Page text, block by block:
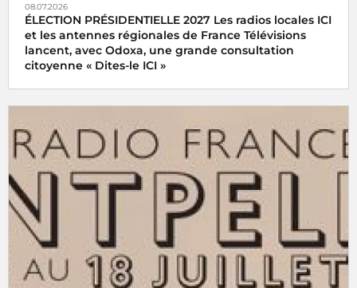
08.07.2026
ÉLECTION PRÉSIDENTIELLE 2027 Les radios locales ICI
et les antennes régionales de France Télévisions
lancent, avec Odoxa, une grande consultation
citoyenne « Dites-le ICI »